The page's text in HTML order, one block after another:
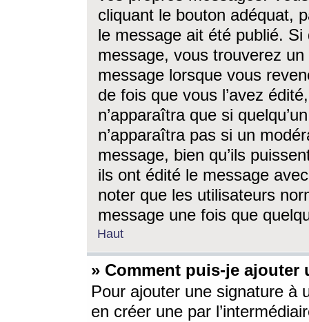
cliquant le bouton adéquat,
le message ait été publié. Si
message, vous trouverez
message lorsque vous
de fois que vous l’avez
n’apparaîtra que si
n’apparaîtra pas si un
message, bien qu’ils
ils ont édité le message
noter que les utilisateurs
message une fois que
Haut
» Comment puis-je ajouter
Pour ajouter une signature à
en créer une par